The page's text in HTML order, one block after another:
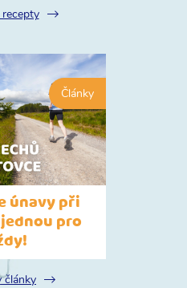
únavy při
pro
články